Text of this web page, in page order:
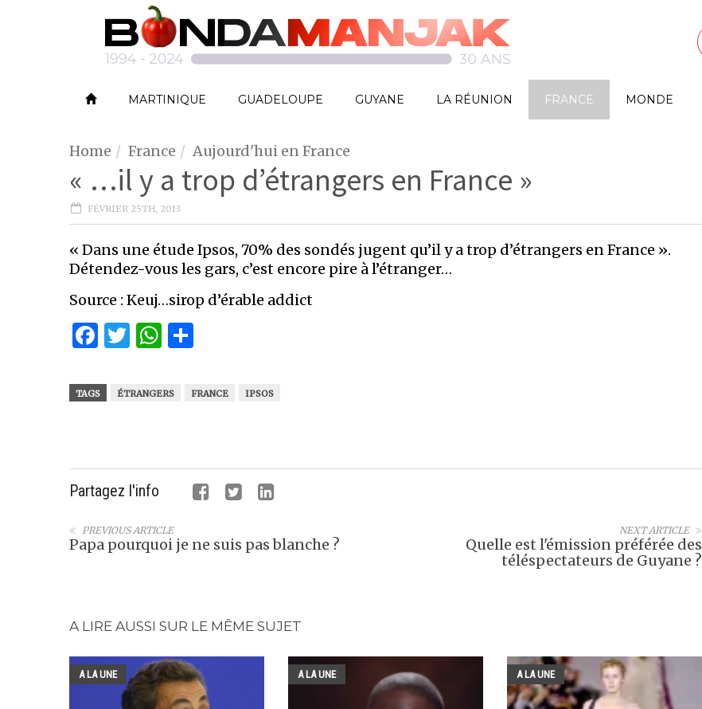
MARTINIQUE GUADELOUPE GUYANE LA RÉUNION FRANCE MONDE
Home France Aujourd'hui en France
« …il y a trop d’étrangers en France »
FÉVRIER 25TH, 2013
« Dans une étude Ipsos, 70% des sondés jugent qu’il y a trop d’étrangers en France ».
Détendez-vous les gars, c’est encore pire à l’étranger…
Source : Keuj…sirop d’érable addict
Facebook
Twitter
WhatsApp
TAGS ÉTRANGERS FRANCE IPSOS
Partagez l'info
NEXT ARTICLE
Quelle est l'émission préférée des
téléspectateurs de Guyane ?
PREVIOUS ARTICLE
Papa pourquoi je ne suis pas blanche ?
A LIRE AUSSI SUR LE MÊME SUJET
A LA UNE A LA UNE A LA UNE